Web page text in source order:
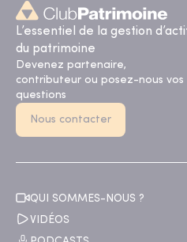
L’essentiel de la gestion
du patrimoine
Devenez partenaire,
contributeur ou posez-nous vos
questions
Nous contacter
QUI SOMMES-NOUS ?
VIDÉOS